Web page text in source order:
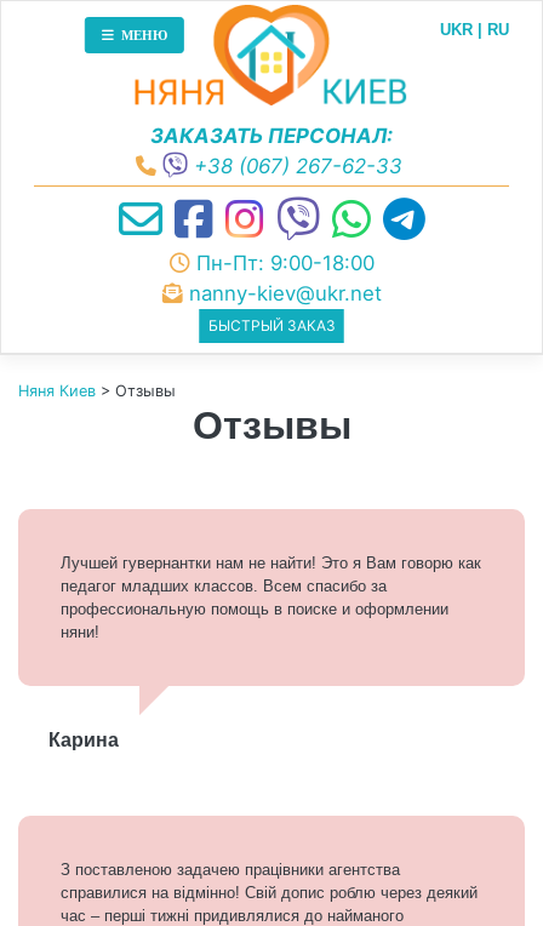
МЕНЮ UKR RU
ЗАКАЗАТЬ ПЕРСОНАЛ:
+38 (067) 267-62-33
Пн-Пт: 9:00-18:00
nanny-kiev@ukr.net
БЫСТРЫЙ ЗАКАЗ
Няня Киев > Отзывы
Отзывы
Лучшей гувернантки нам не найти! Это я Вам говорю как
педагог младших классов. Всем спасибо за
профессиональную помощь в поиске и оформлении
няни!
Карина
З поставленою задачею працівники агентства
справилися на відмінно! Свій допис роблю через деякий
час – перші тижні придивлялися до найманого